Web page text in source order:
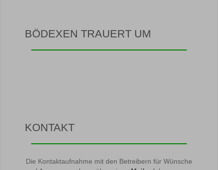
BÖDEXEN TRAUERT UM
KONTAKT
Die Kontaktaufnahme mit den Betreibern für Wünsche